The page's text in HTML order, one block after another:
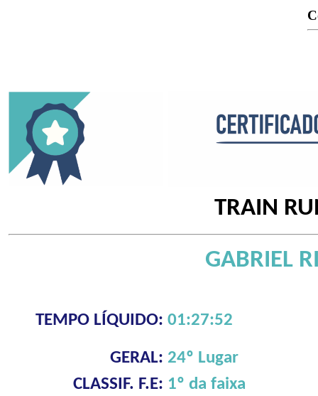
TRAIN
GABRIEL
TEMPO LÍQUIDO: 01:27:52
GERAL: 24º Lugar
CLASSIF. F.E: 1º da faixa